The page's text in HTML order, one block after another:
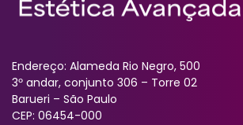
Endereço: Alameda Rio Negro, 500
3º andar, conjunto 306 – Torre 02
Barueri – São Paulo
CEP: 06454-000